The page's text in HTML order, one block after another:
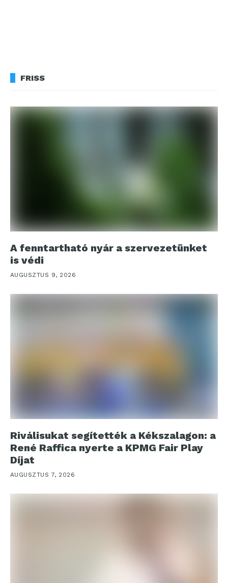
FRISS
A fenntartható nyár a szervezetünket
is védi
AUGUSZTUS 9, 2026
Riválisukat segítették a Kékszalagon: a
René Raffica nyerte a KPMG Fair Play
Díjat
AUGUSZTUS 7, 2026